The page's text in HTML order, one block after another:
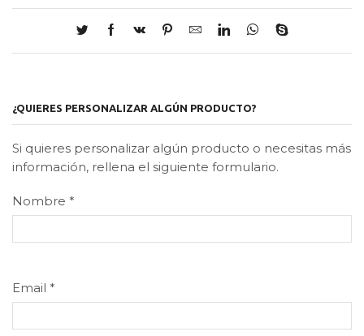
¿QUIERES PERSONALIZAR ALGÚN PRODUCTO?
Si quieres personalizar algún producto o necesitas más
información, rellena el siguiente formulario.
Nombre *
Email *